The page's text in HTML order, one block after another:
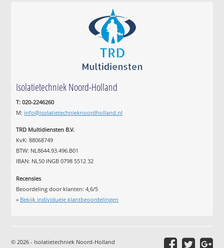
Isolatietechniek Noord-Holland
T: 020-2246260
M: info@isolatietechnieknoordholland.nl
TRD Multidiensten B.V.
KvK: 88068749
BTW: NL8644.93.496.B01
IBAN: NL50 INGB 0798 5512 32
Recensies
Beoordeling door klanten:4,6/5
» Bekijk individuele klantbeoordelingen
© 2026 - Isolatietechniek Noord-Holland